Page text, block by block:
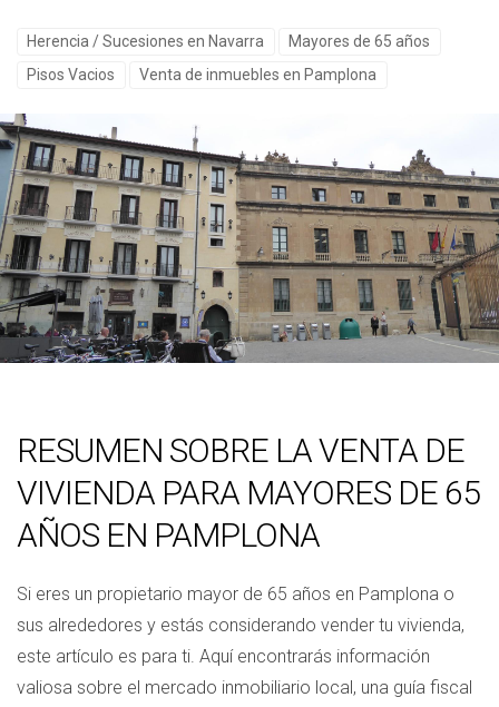
Herencia / Sucesiones en Navarra
Mayores de 65 años
Pisos Vacios
Venta de inmuebles en Pamplona
RESUMEN SOBRE LA VENTA DE
VIVIENDA PARA MAYORES DE 65
AÑOS EN PAMPLONA
Si eres un propietario mayor de 65 años en Pamplona o
sus alrededores y estás considerando vender tu vivienda,
este artículo es para ti. Aquí encontrarás información
valiosa sobre el mercado inmobiliario local, una guía fiscal